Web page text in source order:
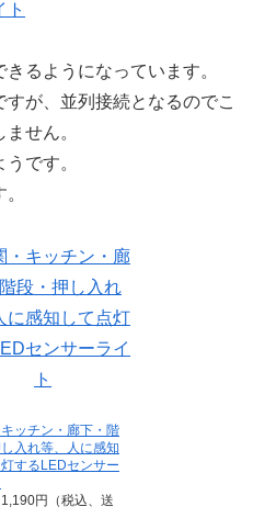
るようになっています。
が、並列接続となるのでこ
せん。
です。
ッチン・廊下・階
入れ等、人に感知
するLEDセンサー
円（税込、送